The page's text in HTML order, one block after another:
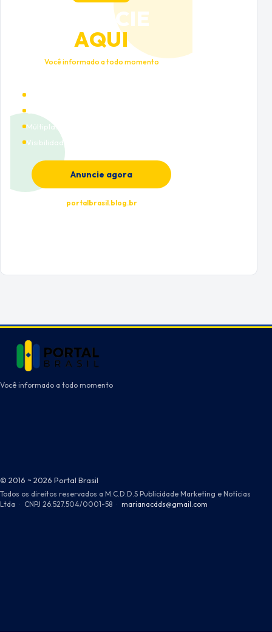
ANUNCIE
AQUI
Você informado a todo momento
Múltiplas categorias
Visibilidade premium
Anuncie agora
portalbrasil.blog.br
Você informado a todo momento
© 2016 ~ 2026 Portal Brasil
Todos os direitos reservados a M.C.D.D.S Publicidade Marketing e Notícias
Ltda · CNPJ 26.527.504/0001-58 · marianacdds@gmail.com